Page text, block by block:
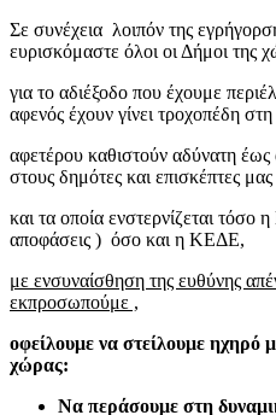
Σε συνέχεια λοιπόν της
ευρισκόμαστε όλοι οι Δήμοι της
για το αδιέξοδο που έχουμε
αφενός έχουν γίνει τροχοπέδη
αφετέρου καθιστούν αδύνατη
στους δημότες και επισκέπτες μας
και τα οποία ενστερνίζεται τόσο
αποφάσεις ) όσο και η ΚΕΔΕ,
με ενσυναίσθηση της ευθύνης
εκπροσωπούμε ,
οφείλουμε να στείλουμε ηχηρό
χώρας:
Να περάσουμε στη